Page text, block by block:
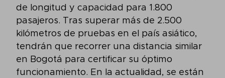
de longitud y capacidad para 1.800
pasajeros. Tras superar más de 2.500
kilómetros de pruebas en el país asiático,
tendrán que recorrer una distancia similar
en Bogotá para certificar su óptimo
funcionamiento. En la actualidad, se están